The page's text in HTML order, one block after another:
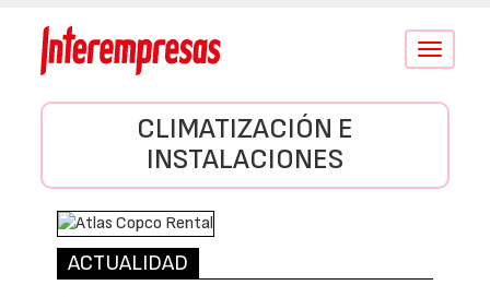
Conmutar
CLIMATIZACIÓN E
INSTALACIONES
ACTUALIDAD